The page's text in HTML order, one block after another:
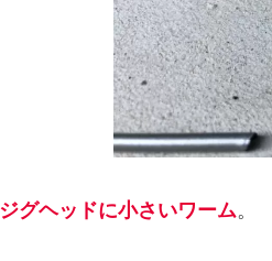
ジグヘッドに小さいワーム。